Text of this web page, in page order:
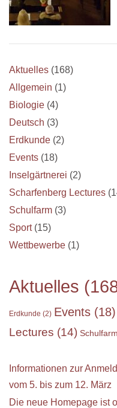
Aktuelles (168)
Allgemein (1)
Biologie (4)
Deutsch (3)
Erdkunde (2)
Events (18)
Inselgärtnerei (2)
Scharfenberg Lectures
Schulfarm (3)
Sport(15)
Wettbewerbe (1)
Aktuelles
Erdkunde (2) Events (18)
Lectures (14) Schulfarm
Informationen zur
vom 5. bis zum 12. März
Die neue Homepage ist